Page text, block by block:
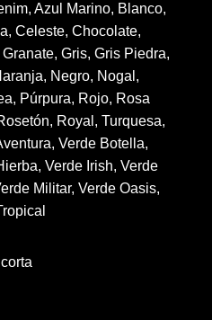
Azul Marino, Blanco,
Celeste, Chocolate,
Gris, Gris Piedra,
Negro, Nogal,
Púrpura, Rojo, Rosa
Royal, Turquesa,
Verde Botella,
Verde Irish, Verde
Militar, Verde Oasis,